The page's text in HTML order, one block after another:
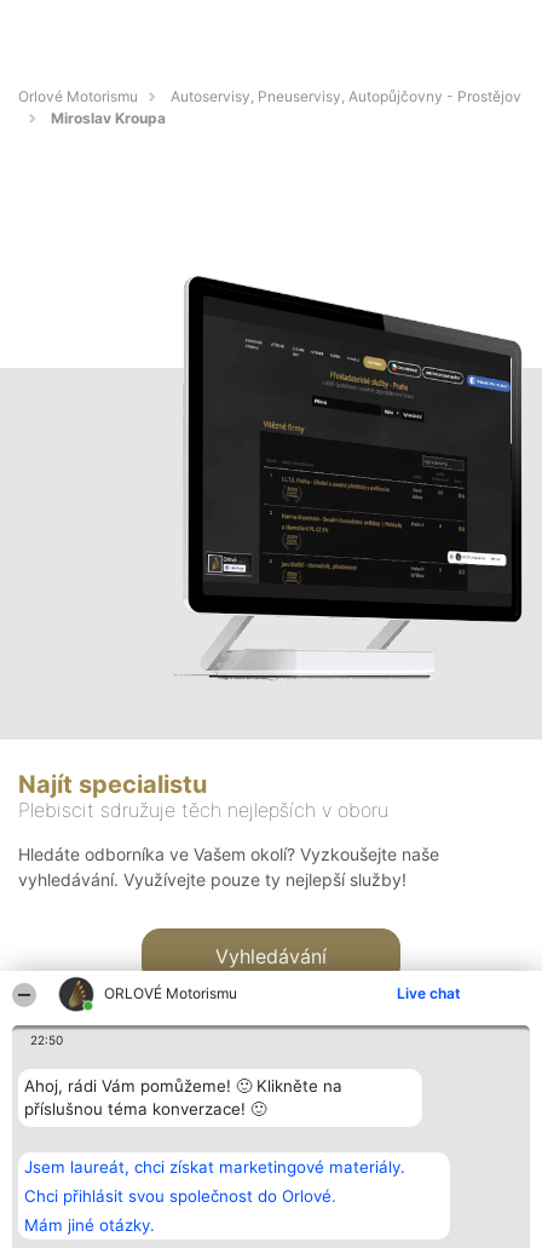
ORLOVÉ Motorismu Live chat
22:50
Ahoj, rádi Vám pomůžeme! 🙂 Klikněte na
příslušnou téma konverzace! 🙂
Jsem laureát, chci získat marketingové materiály.
Chci přihlásit svou společnost do Orlové.
Mám jiné otázky.
Orlové Motorismu
Autoservisy, Pneuservisy, Autopůjčovny - Prostějov
Miroslav Kroupa
Najít specialistu
Plebiscit sdružuje těch nejlepších v oboru
Hledáte odborníka ve Vašem okolí? Vyzkoušejte naše
vyhledávání. Využívejte pouze ty nejlepší služby!
Vyhledávání
Bright Side Solutions sp. z o.
o. sp. k.
ul. Ruska 22
Wrocław 50-079
KRS 0000749100 | Regon
381313360 | NIP 8943132676
Vítězové
Seznam všech
laureátů
Zásady
Zásady
Kontakt